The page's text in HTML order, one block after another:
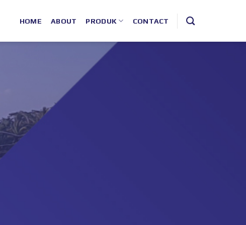
HOME ABOUT PRODUK CONTACT